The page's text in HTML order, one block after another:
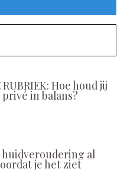
RUBRIEK: Hoe houd jij
in balans?
huidveroudering al
je het ziet